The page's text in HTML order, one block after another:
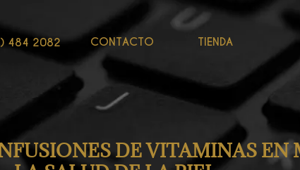
484 2082 CONTACTO TIENDA
DE VITAMINAS EN